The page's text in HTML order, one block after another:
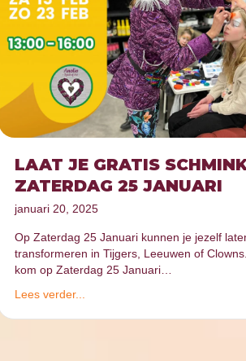
LAAT JE GRATIS
ZATERDAG 25 JANUARI
januari 20, 2025
Op Zaterdag 25 Januari kunnen je jezelf
transformeren in Tijgers, Leeuwen of
kom op Zaterdag 25 Januari…
Lees verder...